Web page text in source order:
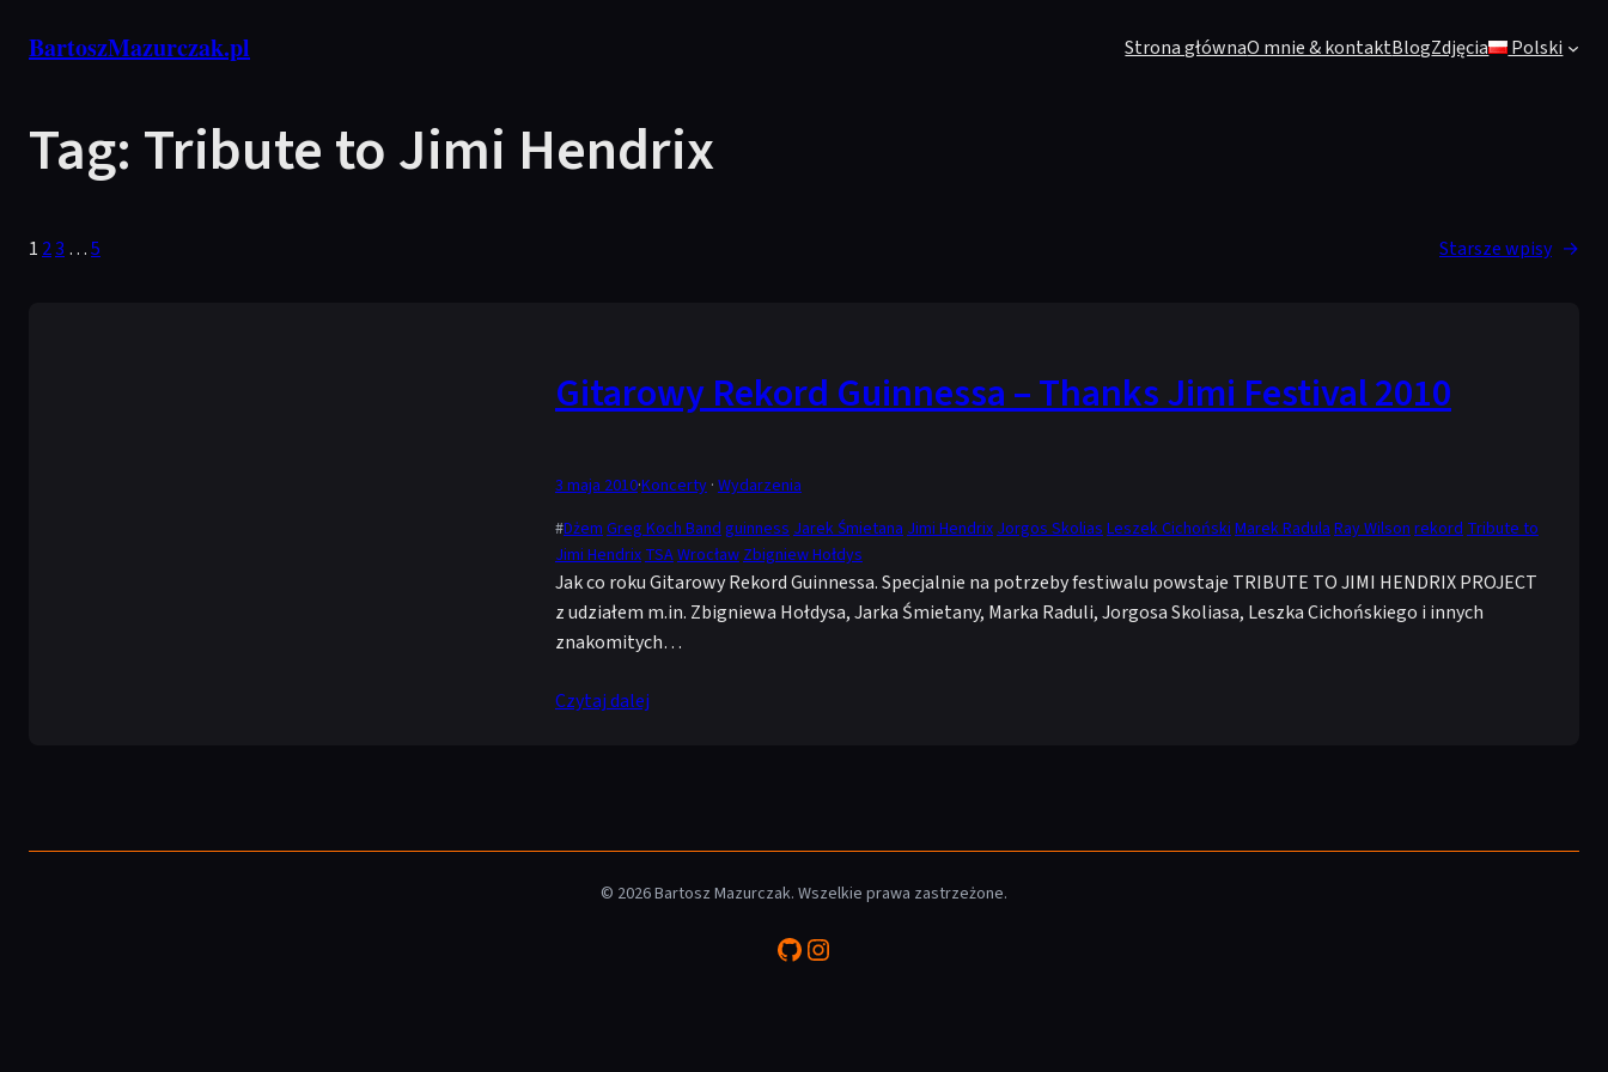
BartoszMazurczak.pl Strona głównaO mnie & kontaktBlogZdjęcia Polski
Tag: Tribute to Jimi Hendrix
1 23 …5 Starsze wpisy →
Gitarowy Rekord Guinnessa – Thanks Jimi Festival 2010
3 maja 2010·Koncerty · Wydarzenia
#DżemGreg Koch BandguinnessJarek ŚmietanaJimi HendrixJorgos SkoliasLeszek CichońskiMarek RadulaRay WilsonrekordTribute to
Jimi HendrixTSAWrocławZbigniew Hołdys
Jak co roku Gitarowy Rekord Guinnessa. Specjalnie na potrzeby festiwalu powstaje TRIBUTE TO JIMI HENDRIX PROJECT
z udziałem m.in. Zbigniewa Hołdysa, Jarka Śmietany, Marka Raduli, Jorgosa Skoliasa, Leszka Cichońskiego i innych
znakomitych…
Czytaj dalej
© 2026 Bartosz Mazurczak. Wszelkie prawa zastrzeżone.
GitHubInstagram